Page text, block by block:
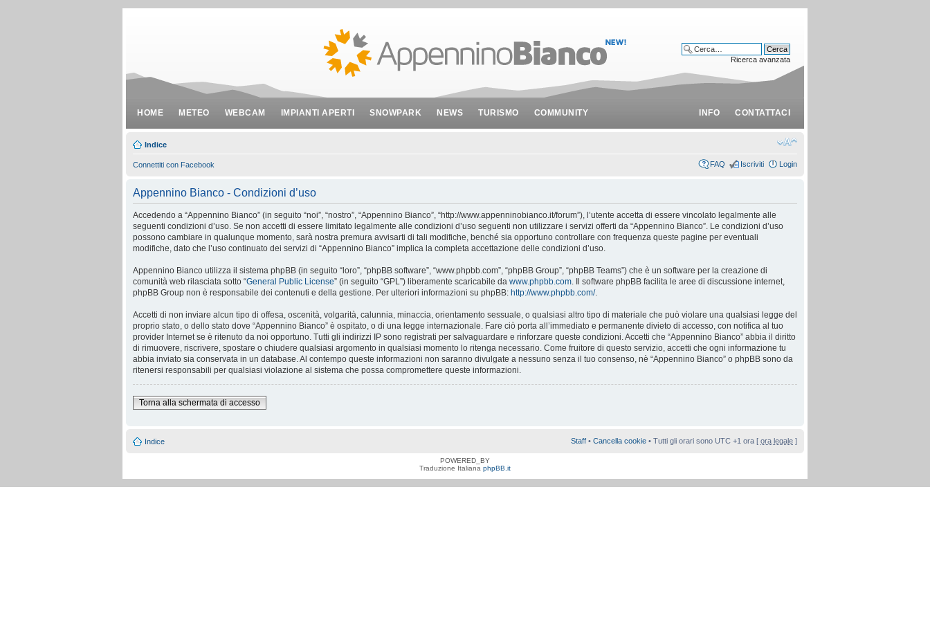
HOME METEO WEBCAM IMPIANTI APERTI SNOWPARK NEWS TURISMO COMMUNITY INFO CONTATTACI
Ricerca avanzata
Indice
Connettiti con Facebook FAQ Iscriviti Login
Appennino Bianco - Condizioni d’uso
Accedendo a “Appennino Bianco” (in seguito “noi”, “nostro”, “Appennino Bianco”, “http://www.appenninobianco.it/forum”), l’utente accetta di essere vincolato legalmente alle
seguenti condizioni d’uso. Se non accetti di essere limitato legalmente alle condizioni d’uso seguenti non utilizzare i servizi offerti da “Appennino Bianco”. Le condizioni d’uso
possono cambiare in qualunque momento, sarà nostra premura avvisarti di tali modifiche, benché sia opportuno controllare con frequenza queste pagine per eventuali
modifiche, dato che l’uso continuato dei servizi di “Appennino Bianco” implica la completa accettazione delle condizioni d’uso.
Appennino Bianco utilizza il sistema phpBB (in seguito “loro”, “phpBB software”, “www.phpbb.com”, “phpBB Group”, “phpBB Teams”) che è un software per la creazione di
comunità web rilasciata sotto “General Public License” (in seguito “GPL”) liberamente scaricabile da www.phpbb.com. Il software phpBB facilita le aree di discussione internet,
phpBB Group non è responsabile dei contenuti e della gestione. Per ulteriori informazioni su phpBB: http://www.phpbb.com/.
Accetti di non inviare alcun tipo di offesa, oscenità, volgarità, calunnia, minaccia, orientamento sessuale, o qualsiasi altro tipo di materiale che può violare una qualsiasi legge del
proprio stato, o dello stato dove “Appennino Bianco” è ospitato, o di una legge internazionale. Fare ciò porta all’immediato e permanente divieto di accesso, con notifica al tuo
provider Internet se è ritenuto da noi opportuno. Tutti gli indirizzi IP sono registrati per salvaguardare e rinforzare queste condizioni. Accetti che “Appennino Bianco” abbia il diritto
di rimuovere, riscrivere, spostare o chiudere qualsiasi argomento in qualsiasi momento lo ritenga necessario. Come fruitore di questo servizio, accetti che ogni informazione tu
abbia inviato sia conservata in un database. Al contempo queste informazioni non saranno divulgate a nessuno senza il tuo consenso, nè “Appennino Bianco” o phpBB sono da
ritenersi responsabili per qualsiasi violazione al sistema che possa compromettere queste informazioni.
Torna alla schermata di accesso
Indice Staff • Cancella cookie • Tutti gli orari sono UTC +1 ora [ ora legale ]
POWERED_BY
Traduzione Italiana phpBB.it